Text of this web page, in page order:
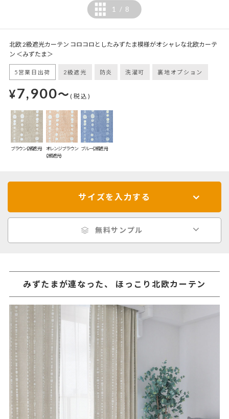
1 / 8
北欧 2級遮光カーテン コロコロとしたみずたま模様がオシャレな北欧カーテ
ン ＜みずたま＞
5営業日出荷 2級遮光 防炎 洗濯可 裏地オプション
¥7,900～(税込)
ブラウン(2級遮光)
オレンジブラウン
(2級遮光)
ブルー(2級遮光)
サイズを入力する
無料サンプル
みずたまが連なった、 ほっこり北欧カーテン